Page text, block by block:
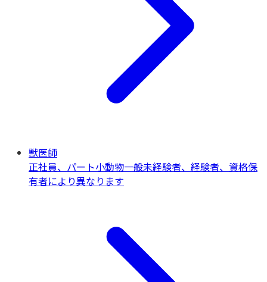
獣医師
正社員、パート小動物一般未経験者、経験者、資格保
有者により異なります